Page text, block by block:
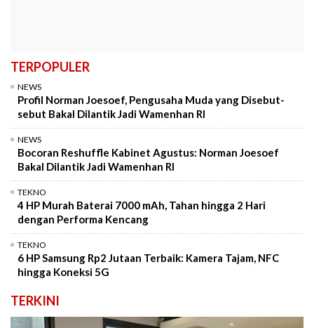
TERPOPULER
NEWS
Profil Norman Joesoef, Pengusaha Muda yang Disebut-
sebut Bakal Dilantik Jadi Wamenhan RI
NEWS
Bocoran Reshuffle Kabinet Agustus: Norman Joesoef
Bakal Dilantik Jadi Wamenhan RI
TEKNO
4 HP Murah Baterai 7000 mAh, Tahan hingga 2 Hari
dengan Performa Kencang
TEKNO
6 HP Samsung Rp2 Jutaan Terbaik: Kamera Tajam, NFC
hingga Koneksi 5G
TERKINI